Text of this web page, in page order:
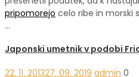
pripomorejo celo ribe in morski
…
Japonski umetnik v podobi
22. 11. 201327. 09. 2019 admin 0